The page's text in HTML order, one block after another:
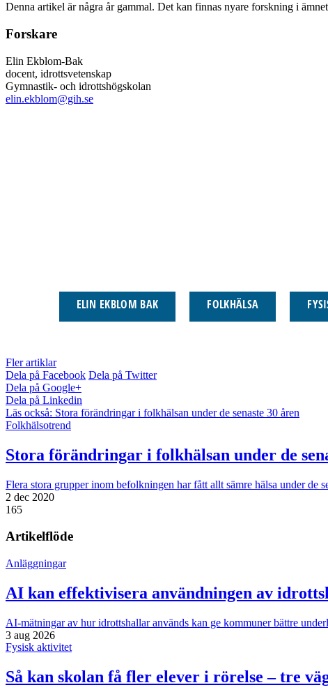
Denna artikel är några år gammal. Det kan finnas nyare forskning i
Forskare
Elin Ekblom-Bak
docent, idrottsvetenskap
Gymnastik- och idrottshögskolan
elin.ekblom@gih.se
ELIN EKBLOM BAK FOLKHÄLSA
Fler artiklar
Dela på Facebook Dela på Twitter
Dela på Google+
Dela på Linkedin
Läs också: Stora förändringar i folkhälsan under de senaste 30 åren
Folkhälsotrend
Stora förändringar i folkhälsan under de
Flera stora grupper inom befolkningen har fått allt sämre hälsa under de
2 dec 2020
165
Artikelflöde
Anläggningar
AI kan effektivisera användningen av
AI-mätningar av hur idrottshallar används kan ge kommuner bättre
3 aug 2026
Fysisk aktivitet
Så kan skolan få fler elever i rörelse – tre